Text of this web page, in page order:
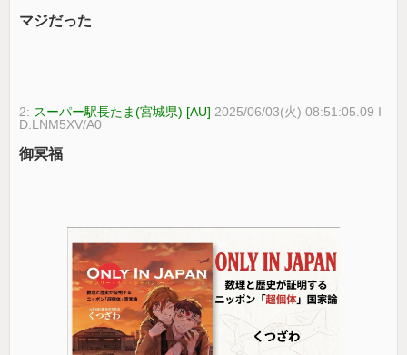
マジだった
2: スーパー駅長たま(宮城県) [AU] 2025/06/03(火) 08:51:05.09 I
D:LNM5XV/A0
御冥福